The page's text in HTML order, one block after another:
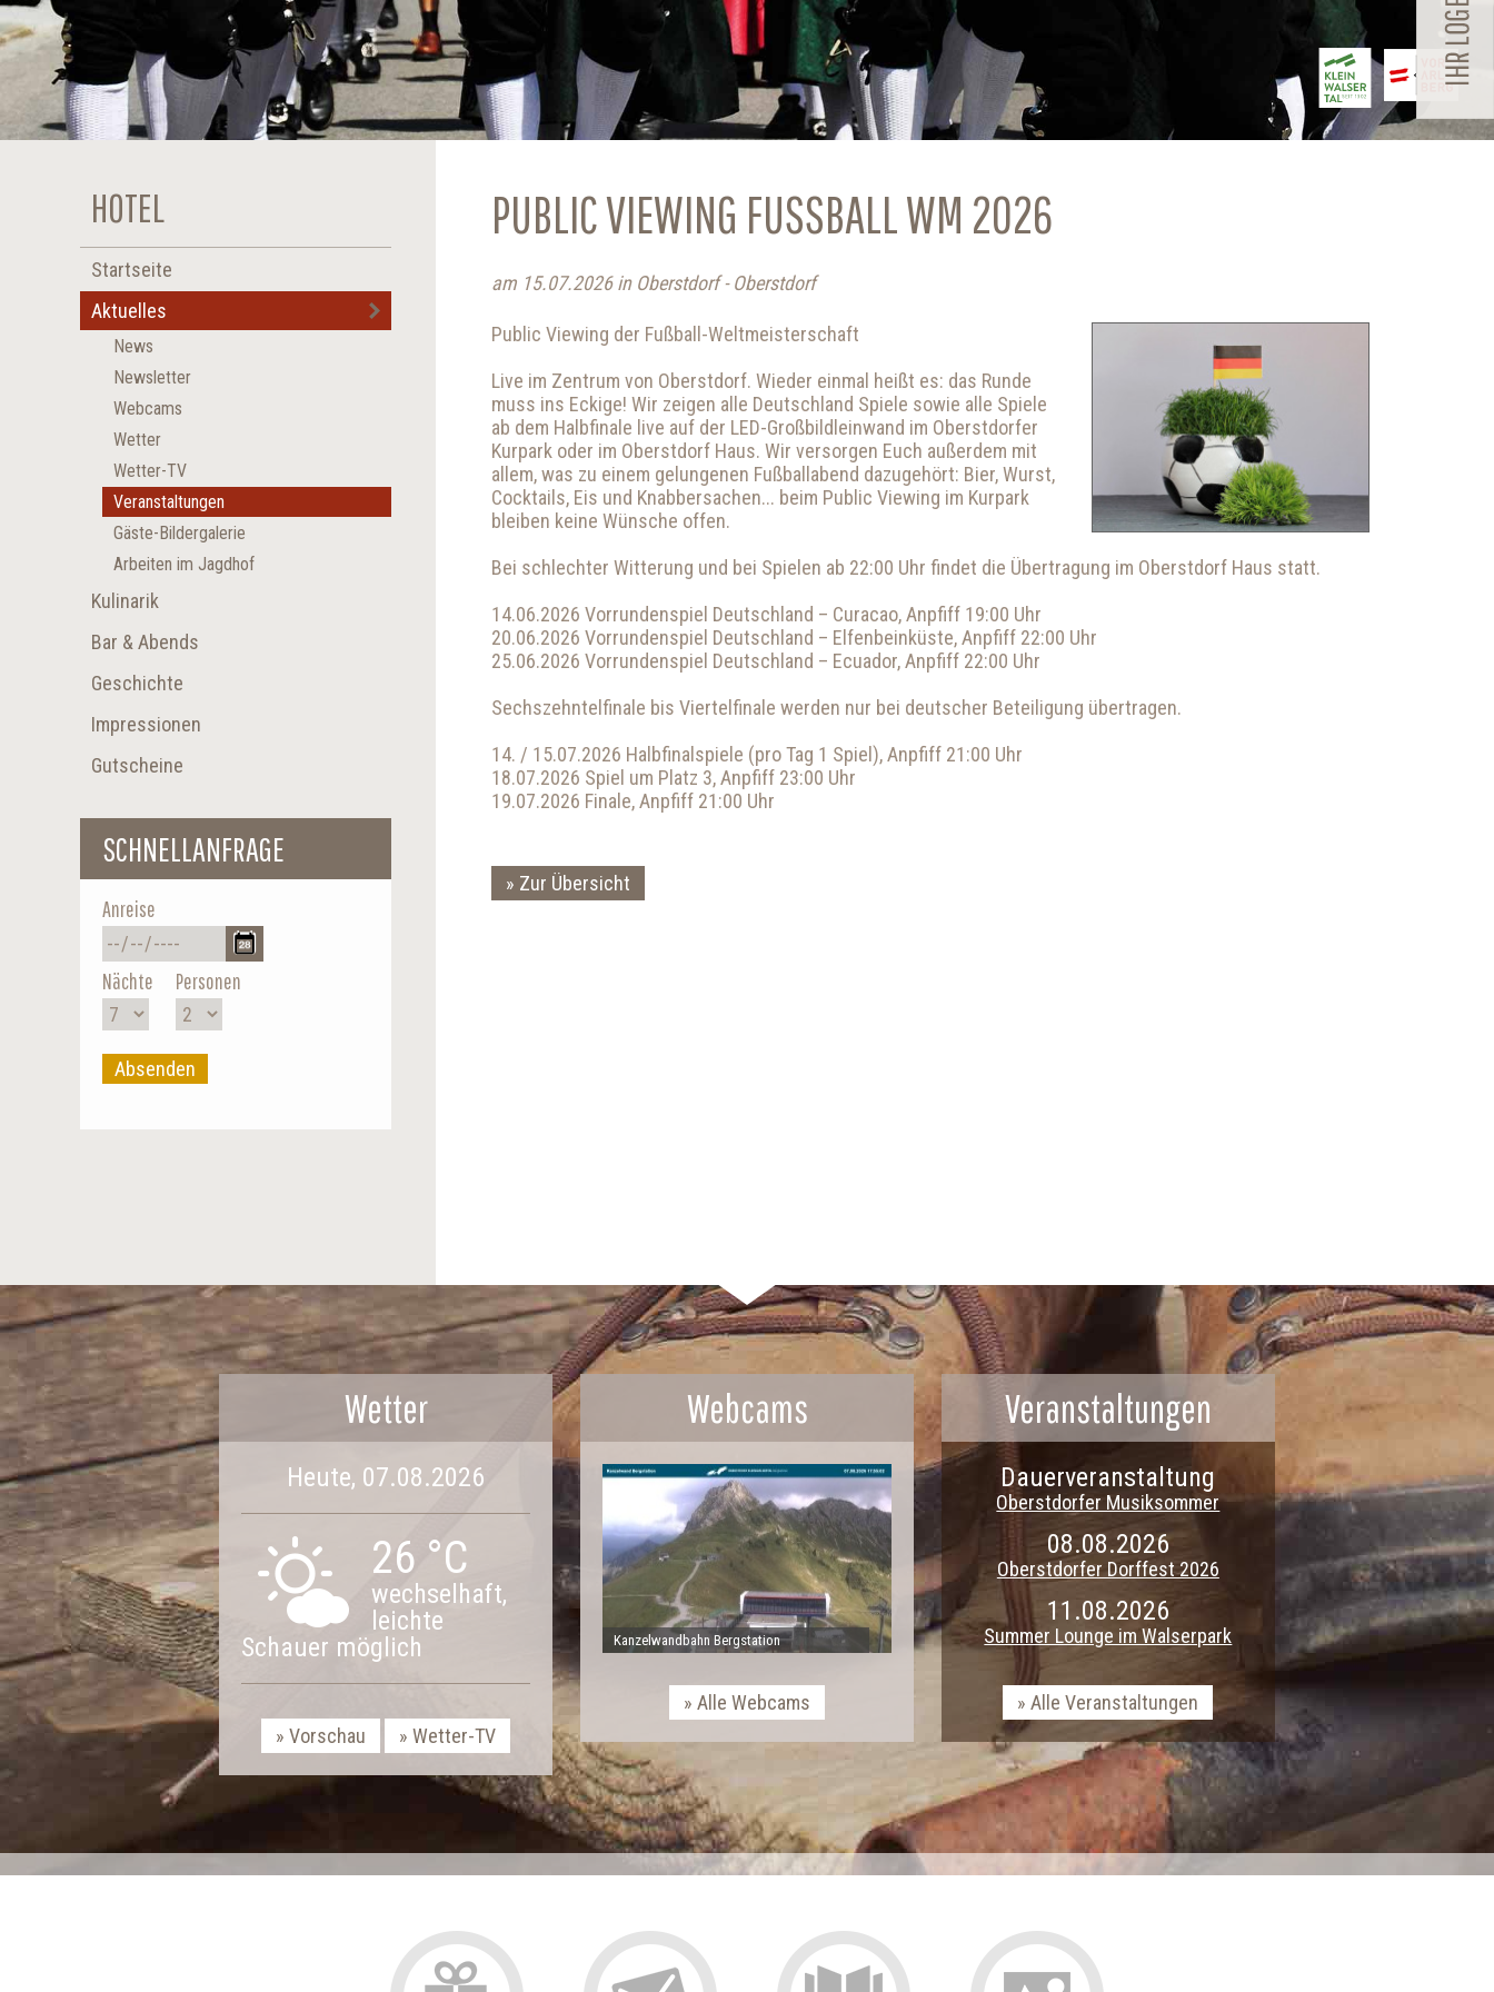
PUBLIC VIEWING FUSSBALL WM 2026
am 15.07.2026 in Oberstdorf - Oberstdorf
Public Viewing der Fußball-Weltmeisterschaft
Live im Zentrum von Oberstdorf. Wieder einmal heißt es: das Runde
muss ins Eckige! Wir zeigen alle Deutschland Spiele sowie alle Spiele
ab dem Halbfinale live auf der LED-Großbildleinwand im Oberstdorfer
Kurpark oder im Oberstdorf Haus. Wir versorgen Euch außerdem mit
allem, was zu einem gelungenen Fußballabend dazugehört: Bier, Wurst,
Cocktails, Eis und Knabbersachen... beim Public Viewing im Kurpark
bleiben keine Wünsche offen.
Bei schlechter Witterung und bei Spielen ab 22:00 Uhr findet die Übertragung im Oberstdorf Haus statt.
14.06.2026 Vorrundenspiel Deutschland – Curacao, Anpfiff 19:00 Uhr
20.06.2026 Vorrundenspiel Deutschland – Elfenbeinküste, Anpfiff 22:00 Uhr
25.06.2026 Vorrundenspiel Deutschland – Ecuador, Anpfiff 22:00 Uhr
Sechszehntelfinale bis Viertelfinale werden nur bei deutscher Beteiligung übertragen.
14. / 15.07.2026 Halbfinalspiele (pro Tag 1 Spiel), Anpfiff 21:00 Uhr
18.07.2026 Spiel um Platz 3, Anpfiff 23:00 Uhr
19.07.2026 Finale, Anpfiff 21:00 Uhr
Zur Übersicht
HOTEL
Startseite
Aktuelles
News
Newsletter
Webcams
Wetter
Wetter-TV
Veranstaltungen
Gäste-Bildergalerie
Arbeiten im Jagdhof
Kulinarik
Bar & Abends
Geschichte
Impressionen
Gutscheine
SCHNELLANFRAGE
Anreise
Nächte Personen
Absenden
Wetter
Heute, 07.08.2026
26 °C
wechselhaft,
leichte
Schauer möglich
Vorschau Wetter-TV
Webcams
Kanzelwandbahn Bergstation
Alle Webcams
Veranstaltungen
Dauerveranstaltung
Oberstdorfer Musiksommer
08.08.2026
Oberstdorfer Dorffest 2026
11.08.2026
Summer Lounge im Walserpark
Alle Veranstaltungen